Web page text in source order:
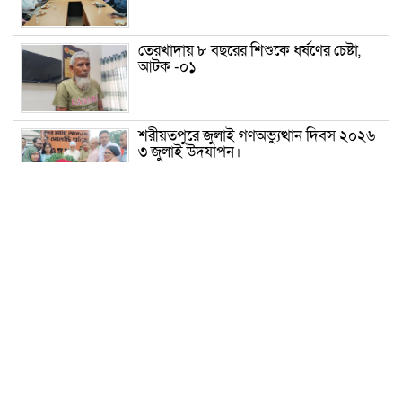
তেরখাদায় ৮ বছরের শিশুকে ধর্ষণের চেষ্টা,
আটক -০১
শরীয়তপুরে জুলাই গণঅভ্যুত্থান দিবস ২০২৬
৩ জুলাই উদযাপন।